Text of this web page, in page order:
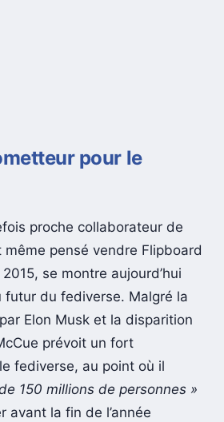
pour le
proche collaborateur de
pensé vendre Flipboard
se montre aujourd’hui
futur du fediverse. Malgré la
Elon Musk et la disparition
prévoit un fort
fediverse, au point où il
150 millions de personnes »
avant la fin de l’année